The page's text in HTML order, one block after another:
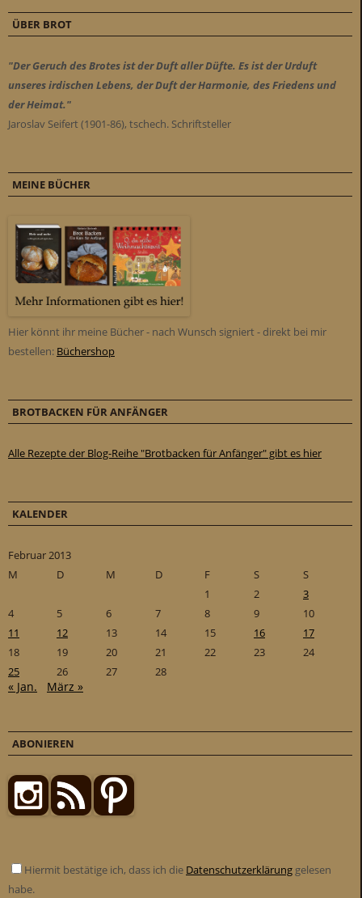
ÜBER BROT
"Der Geruch des Brotes ist der Duft aller Düfte. Es ist der Urduft
unseres irdischen Lebens, der Duft der Harmonie, des Friedens und
der Heimat."
Jaroslav Seifert (1901-86), tschech. Schriftsteller
MEINE BÜCHER
Hier könnt ihr meine Bücher - nach Wunsch signiert - direkt bei mir
bestellen: Büchershop
BROTBACKEN FÜR ANFÄNGER
Alle Rezepte der Blog-Reihe "Brotbacken für Anfänger" gibt es hier
KALENDER
Februar 2013
M
D M D F S
S
1
2
3
4
5 6 7 8 9
10
11
12 13 14 15 16
17
18
19 20 21 22 23
24
25
26 27 28
« Jan. März »
ABONIEREN
Hiermit bestätige ich, dass ich die Datenschutzerklärung gelesen
habe.